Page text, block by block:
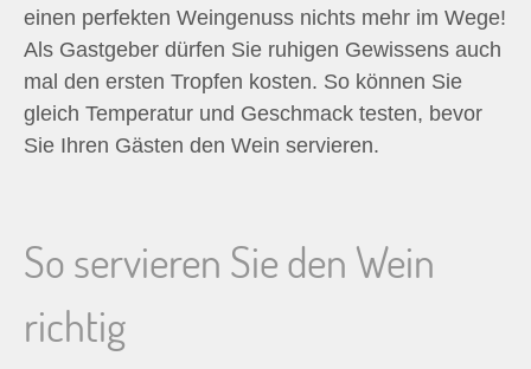
einen perfekten Weingenuss nichts mehr im Wege!
Als Gastgeber dürfen Sie ruhigen Gewissens auch
mal den ersten Tropfen kosten. So können Sie
gleich Temperatur und Geschmack testen, bevor
Sie Ihren Gästen den Wein servieren.
So servieren Sie den Wein
richtig